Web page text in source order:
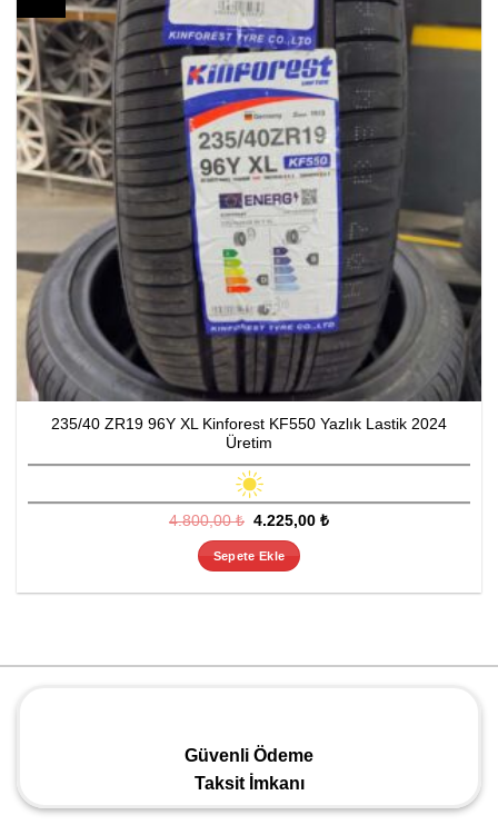
235/40 ZR19 96Y XL Kinforest KF550 Yazlık Lastik 2024
Üretim
4.800,00₺ Orijinal
4.800,00 ₺.
4.225,00₺Şu
Sepete Ekle
Güvenli Ödeme
Taksit İmkanı